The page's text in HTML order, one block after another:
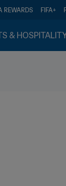
REWARDS FIFA+
&